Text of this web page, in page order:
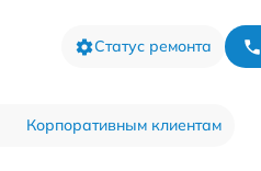
Статус ремонта
Корпоративным клиентам